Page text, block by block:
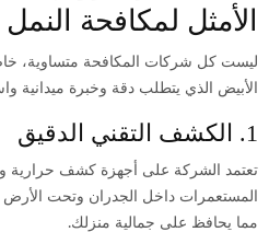
الأمثل لمكافحة
ليست كل شركات المكافحة متساوية،
الأبيض الذي يتطلب دقة وخبرة ميدانية
1. الكشف التقني الدقيق
تعتمد الشركة على أجهزة كشف حرارية
المستعمرات داخل الجدران وتحت
مما يحافظ على جمالية منزلك.